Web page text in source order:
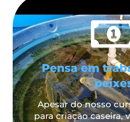
Pensa em
Apesar do nosso
para criação caseira,